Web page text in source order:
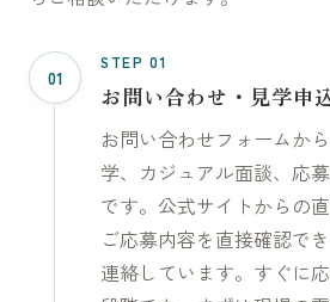
01
STEP 01
お問い合わせ・見学申
お問い合わせフォームか
学、カジュアル面談、応
です。公式サイトからの
ご応募内容を直接確認で
連絡しています。すぐに